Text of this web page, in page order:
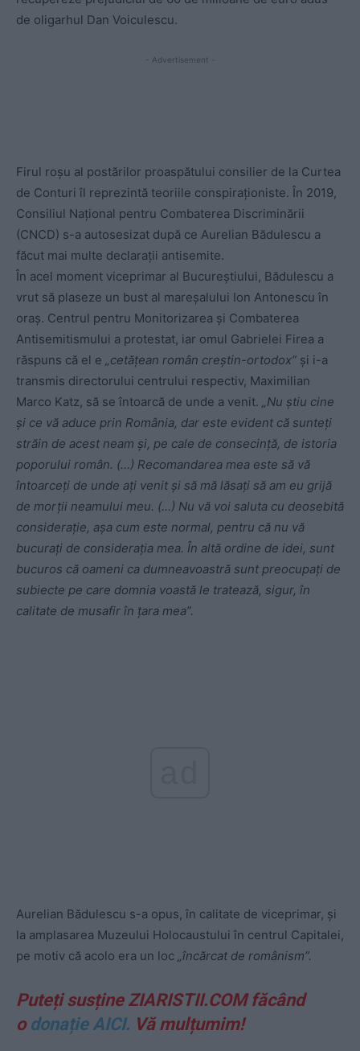
de oligarhul Dan Voiculescu.
- Advertisement -
Firul roșu al postărilor proaspătului consilier de la Curtea
de Conturi îl reprezintă teoriile conspiraționiste. În 2019,
Consiliul Național pentru Combaterea Discriminării
(CNCD) s-a autosesizat după ce Aurelian Bădulescu a
făcut mai multe declarații antisemite.
În acel moment viceprimar al Bucureștiului, Bădulescu a
vrut să plaseze un bust al mareșalului Ion Antonescu în
oraș. Centrul pentru Monitorizarea și Combaterea
Antisemitismului a protestat, iar omul Gabrielei Firea a
răspuns că el e
„cetățean român creștin-ortodox” și i-a
transmis directorului centrului respectiv, Maximilian
Marco Katz, să se întoarcă de unde a venit.
„Nu știu cine
și ce vă aduce prin România, dar este evident că sunteți
străin de acest neam și, pe cale de consecință, de istoria
poporului român. (…) Recomandarea mea este să vă
întoarceți de unde ați venit și să mă lăsați să am eu grijă
de morții neamului meu. (…) Nu vă voi saluta cu deosebită
considerație, așa cum este normal, pentru că nu vă
bucurați de considerația mea. În altă ordine de idei, sunt
bucuros că oameni ca dumneavoastră sunt preocupați de
subiecte pe care domnia voastă le tratează, sigur, în
calitate de musafir în țara mea”.
Aurelian Bădulescu s-a opus, în calitate de viceprimar, și
la amplasarea Muzeului Holocaustului în centrul Capitalei,
pe motiv că acolo era un loc
„încărcat de românism”.
Puteți susține ZIARISTII.COM făcând
o donație AICI. Vă mulțumim!